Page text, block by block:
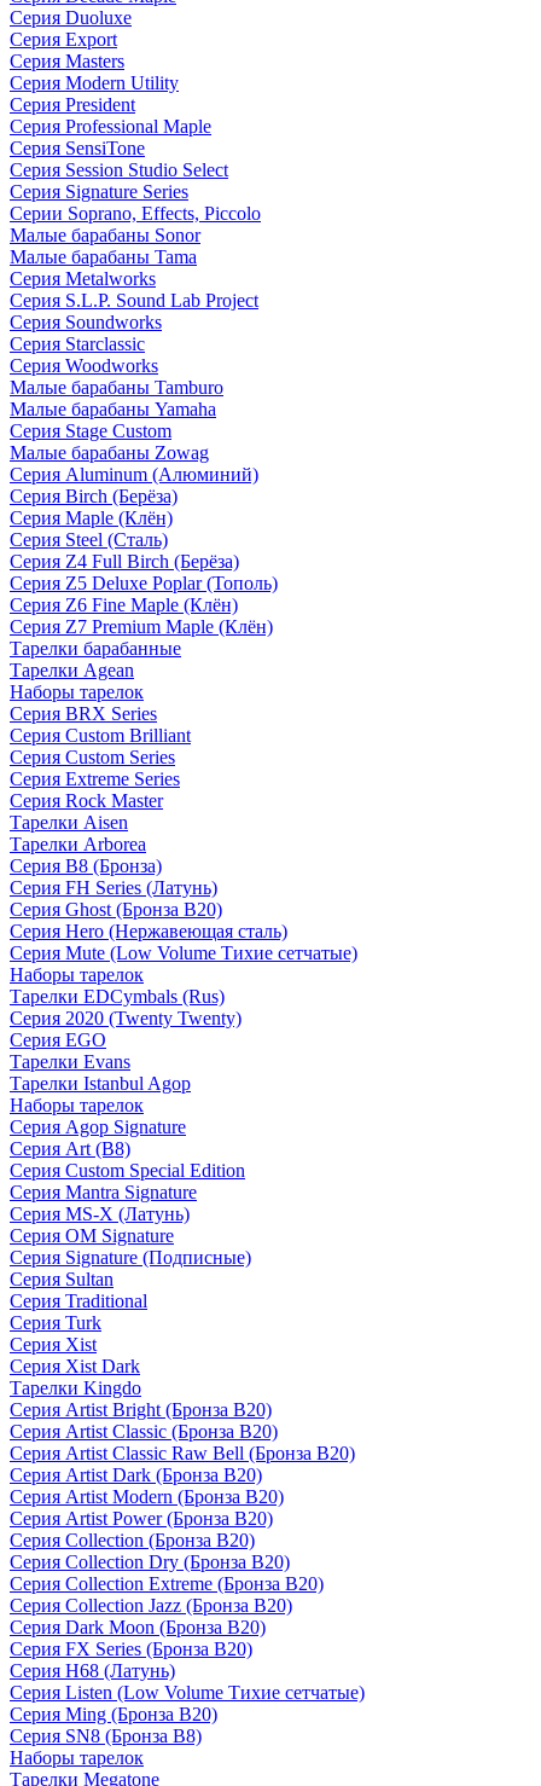
Серия Duoluxe
Серия Export
Серия Masters
Серия Modern Utility
Серия President
Серия Professional Maple
Серия SensiTone
Серия Session Studio Select
Серия Signature Series
Серии Soprano, Effects, Piccolo
Малые барабаны Sonor
Малые барабаны Tama
Серия Metalworks
Серия S.L.P. Sound Lab Project
Серия Soundworks
Серия Starclassic
Серия Woodworks
Малые барабаны Tamburo
Малые барабаны Yamaha
Серия Stage Custom
Малые барабаны Zowag
Серия Aluminum (Алюминий)
Серия Birch (Берёза)
Серия Maple (Клён)
Серия Steel (Сталь)
Серия Z4 Full Birch (Берёза)
Серия Z5 Deluxe Poplar (Тополь)
Серия Z6 Fine Maple (Клён)
Серия Z7 Premium Maple (Клён)
Тарелки барабанные
Тарелки Agean
Наборы тарелок
Серия BRX Series
Серия Custom Brilliant
Серия Custom Series
Серия Extreme Series
Серия Rock Master
Тарелки Aisen
Тарелки Arborea
Серия B8 (Бронза)
Серия FH Series (Латунь)
Серия Ghost (Бронза B20)
Серия Hero (Нержавеющая сталь)
Серия Mute (Low Volume Тихие сетчатые)
Наборы тарелок
Тарелки EDCymbals (Rus)
Серия 2020 (Twenty Twenty)
Серия EGO
Тарелки Evans
Тарелки Istanbul Agop
Наборы тарелок
Серия Agop Signature
Серия Art (B8)
Серия Custom Special Edition
Серия Mantra Signature
Серия MS-X (Латунь)
Серия OM Signature
Серия Signature (Подписные)
Серия Sultan
Серия Traditional
Серия Turk
Серия Xist
Серия Xist Dark
Тарелки Kingdo
Серия Artist Bright (Бронза B20)
Серия Artist Classic (Бронза B20)
Серия Artist Classic Raw Bell (Бронза B20)
Серия Artist Dark (Бронза B20)
Серия Artist Modern (Бронза B20)
Серия Artist Power (Бронза B20)
Серия Collection (Бронза B20)
Серия Collection Dry (Бронза B20)
Серия Collection Extreme (Бронза B20)
Серия Collection Jazz (Бронза B20)
Серия Dark Moon (Бронза B20)
Серия FX Series (Бронза B20)
Серия H68 (Латунь)
Серия Listen (Low Volume Тихие сетчатые)
Серия Ming (Бронза B20)
Серия SN8 (Бронза B8)
Наборы тарелок
Тарелки Megatone